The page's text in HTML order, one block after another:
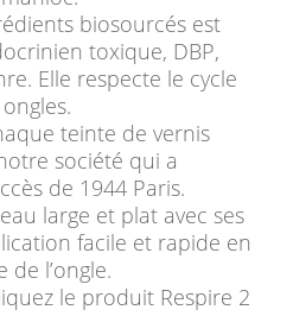
biosourcés est
toxique, DBP,
Elle respecte le cycle
teinte de vernis
société qui a
de 1944 Paris.
large et plat avec ses
facile et rapide en
l’ongle.
le produit Respire 2